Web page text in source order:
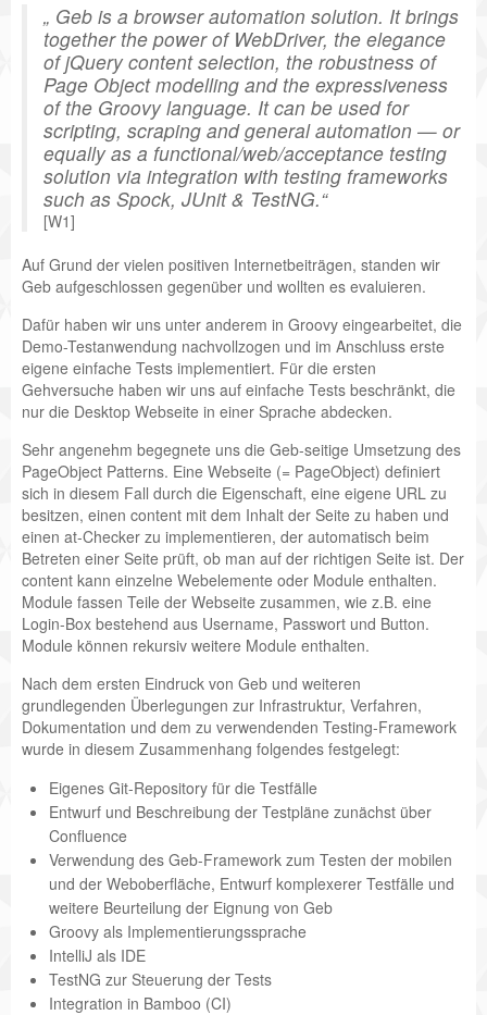
Geb is a browser automation solution. It brings
together the power of WebDriver, the elegance
of jQuery content selection, the robustness of
Page Object modelling and the expressiveness
of the Groovy language. It can be used for
scripting, scraping and general automation — or
equally as a functional/web/acceptance testing
solution via integration with testing frameworks
such as Spock, JUnit & TestNG.
[W1]
Auf Grund der vielen positiven Internetbeiträgen, standen wir
Geb aufgeschlossen gegenüber und wollten es evaluieren.
Dafür haben wir uns unter anderem in Groovy eingearbeitet, die
Demo-Testanwendung nachvollzogen und im Anschluss erste
eigene einfache Tests implementiert. Für die ersten
Gehversuche haben wir uns auf einfache Tests beschränkt, die
nur die Desktop Webseite in einer Sprache abdecken.
Sehr angenehm begegnete uns die Geb-seitige Umsetzung des
PageObject Patterns. Eine Webseite (= PageObject) definiert
sich in diesem Fall durch die Eigenschaft, eine eigene URL zu
besitzen, einen content mit dem Inhalt der Seite zu haben und
einen at-Checker zu implementieren, der automatisch beim
Betreten einer Seite prüft, ob man auf der richtigen Seite ist. Der
content kann einzelne Webelemente oder Module enthalten.
Module fassen Teile der Webseite zusammen, wie z.B. eine
Login-Box bestehend aus Username, Passwort und Button.
Module können rekursiv weitere Module enthalten.
Nach dem ersten Eindruck von Geb und weiteren
grundlegenden Überlegungen zur Infrastruktur, Verfahren,
Dokumentation und dem zu verwendenden Testing-Framework
wurde in diesem Zusammenhang folgendes festgelegt:
Eigenes Git-Repository für die Testfälle
Entwurf und Beschreibung der Testpläne zunächst über
Confluence
Verwendung des Geb-Framework zum Testen der mobilen
und der Weboberfläche, Entwurf komplexerer Testfälle und
weitere Beurteilung der Eignung von Geb
Groovy als Implementierungssprache
IntelliJ als IDE
TestNG zur Steuerung der Tests
Integration in Bamboo (CI)